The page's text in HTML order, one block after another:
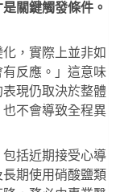
關鍵觸發條件。
，實際上並非如
反應。」這意味
現仍取決於整體
不會導致全程異
括近期接受心導
期使用硝酸鹽類